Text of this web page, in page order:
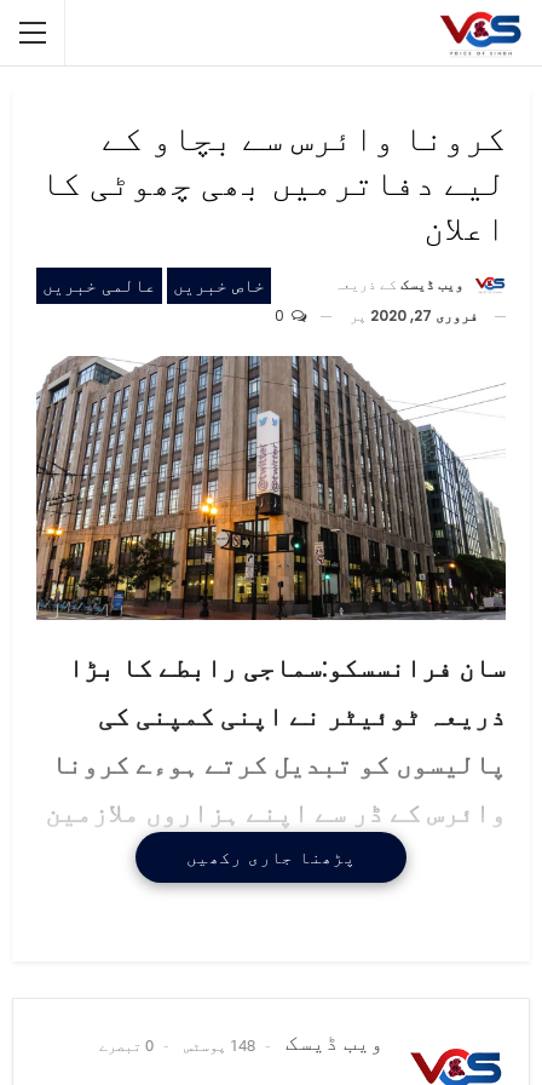
کرونا وائرس سے بچاو کے
لیے دفاترمیں بھی چھوٹی کا
اعلان
خاص خبریں عالمی خبریں ویب ڈیسک کے ذریعہ
فروری 27, 2020
پر
سان فرانسسکو:سماجی رابطے کا بڑا
ذریعہ ٹوئیٹر نے اپنی کمپنی کی
پالیسوں کو تبدیل کرتے ہوءے کرونا
وائرس کے ڈر سے اپنے ہزاروں ملازمین
کو گھر بٹھادیا۔
پر کرونا وائرس کے پھیلا ئو کے خدشہ
پڑھنا جاری رکھیں
ویب ڈیسک 148 پوسٹس 0 تبصرے